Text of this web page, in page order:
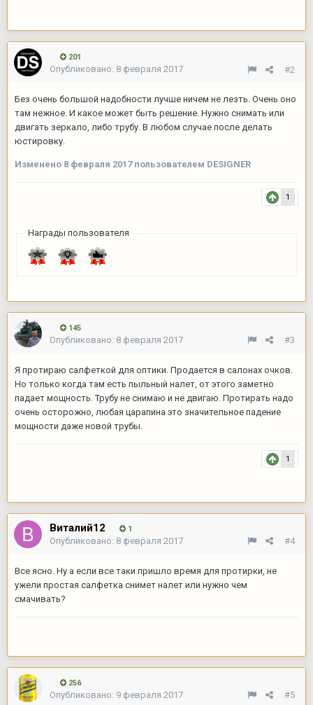
201
#2
Опубликовано: 8 февраля 2017
Без очень большой надобности лучше ничем не лезть. Очень оно
там нежное. И какое может быть решение. Нужно снимать или
двигать зеркало, либо трубу. В любом случае после делать
юстировку.
Изменено 8 февраля 2017пользователем DESIGNER
1
Награды пользователя
145
#3
Опубликовано: 8 февраля 2017
Я протираю салфеткой для оптики. Продается в салонах очков.
Но только когда там есть пыльный налет, от этого заметно
падает мощность. Трубу не снимаю и не двигаю. Протирать надо
очень осторожно, любая царапина это значительное падение
мощности даже новой трубы.
1
Виталий12 1
#4
Опубликовано: 8 февраля 2017
Все ясно. Ну а если все таки пришло время для протирки, не
ужели простая салфетка снимет налет или нужно чем
смачивать?
256
#5
Опубликовано: 9 февраля 2017